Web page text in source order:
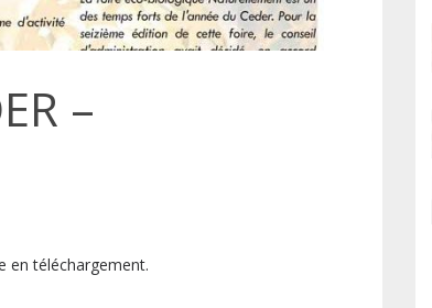
–
en téléchargement.